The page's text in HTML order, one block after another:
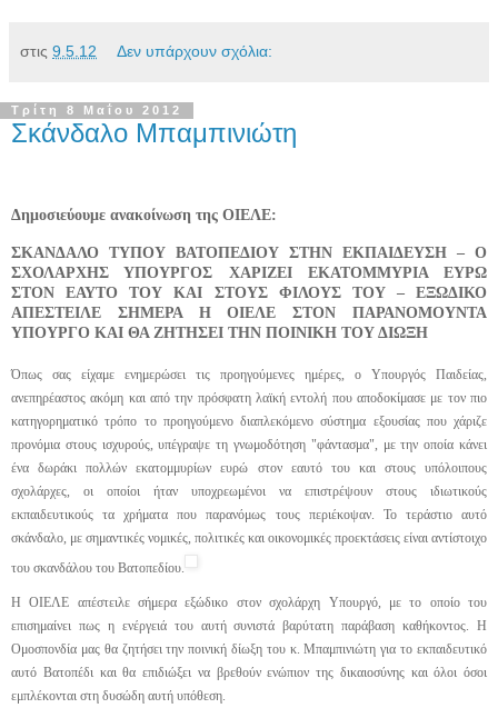
στις 9.5.12 Δεν υπάρχουν σχόλια:
Τρίτη 8 Μαΐου 2012
Σκάνδαλο Μπαμπινιώτη
Δημοσιεύουμε ανακοίνωση της ΟΙΕΛΕ:
ΣΚΑΝΔΑΛΟ ΤΥΠΟΥ ΒΑΤΟΠΕΔΙΟΥ ΣΤΗΝ ΕΚΠΑΙΔΕΥΣΗ – Ο
ΣΧΟΛΑΡΧΗΣ ΥΠΟΥΡΓΟΣ ΧΑΡΙΖΕΙ ΕΚΑΤΟΜΜΥΡΙΑ ΕΥΡΩ
ΣΤΟΝ ΕΑΥΤΟ ΤΟΥ ΚΑΙ ΣΤΟΥΣ ΦΙΛΟΥΣ ΤΟΥ – ΕΞΩΔΙΚΟ
ΑΠΕΣΤΕΙΛΕ ΣΗΜΕΡΑ Η ΟΙΕΛΕ ΣΤΟΝ ΠΑΡΑΝΟΜΟΥΝΤΑ
ΥΠΟΥΡΓΟ ΚΑΙ ΘΑ ΖΗΤΗΣΕΙ ΤΗΝ ΠΟΙΝΙΚΗ ΤΟΥ ΔΙΩΞΗ
Όπως σας είχαμε ενημερώσει τις προηγούμενες ημέρες, ο Υπουργός Παιδείας,
ανεπηρέαστος ακόμη και από την πρόσφατη λαϊκή εντολή που αποδοκίμασε με τον πιο
κατηγορηματικό τρόπο το προηγούμενο διαπλεκόμενο σύστημα εξουσίας που χάριζε
προνόμια στους ισχυρούς, υπέγραψε τη γνωμοδότηση "φάντασμα", με την οποία κάνει
ένα δωράκι πολλών εκατομμυρίων ευρώ στον εαυτό του και στους υπόλοιπους
σχολάρχες, οι οποίοι ήταν υποχρεωμένοι να επιστρέψουν στους ιδιωτικούς
εκπαιδευτικούς τα χρήματα που παρανόμως τους περιέκοψαν. Το τεράστιο αυτό
σκάνδαλο, με σημαντικές νομικές, πολιτικές και οικονομικές προεκτάσεις είναι αντίστοιχο
του σκανδάλου του Βατοπεδίου.
Η ΟΙΕΛΕ απέστειλε σήμερα εξώδικο στον σχολάρχη Υπουργό, με το οποίο του
επισημαίνει πως η ενέργειά του αυτή συνιστά βαρύτατη παράβαση καθήκοντος. Η
Ομοσπονδία μας θα ζητήσει την ποινική δίωξη του κ. Μπαμπινιώτη για το εκπαιδευτικό
αυτό Βατοπέδι και θα επιδιώξει να βρεθούν ενώπιον της δικαιοσύνης και όλοι όσοι
εμπλέκονται στη δυσώδη αυτή υπόθεση.